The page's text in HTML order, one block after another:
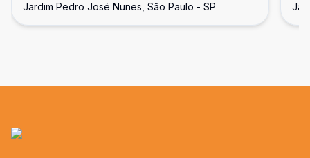
Jardim Pedro José Nunes, São Paulo - SP